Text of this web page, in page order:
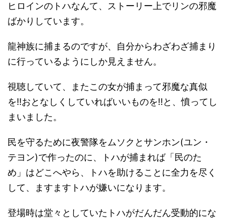
ヒロインのトハなんて、ストーリー上でリンの邪魔
ばかりしています。
龍神族に捕まるのですが、自分からわざわざ捕まり
に行っているようにしか見えません。
視聴していて、またこの女が捕まって邪魔な真似
を!!おとなしくしていればいいものを!!と、憤ってし
まいました。
民を守るために夜警隊をムソクとサンホン(ユン・
テヨン)で作ったのに、トハが捕まれば「民のた
め」はどこへやら、トハを助けることに全力を尽く
して、ますますトハが嫌いになります。
登場時は堂々としていたトハがだんだん受動的にな